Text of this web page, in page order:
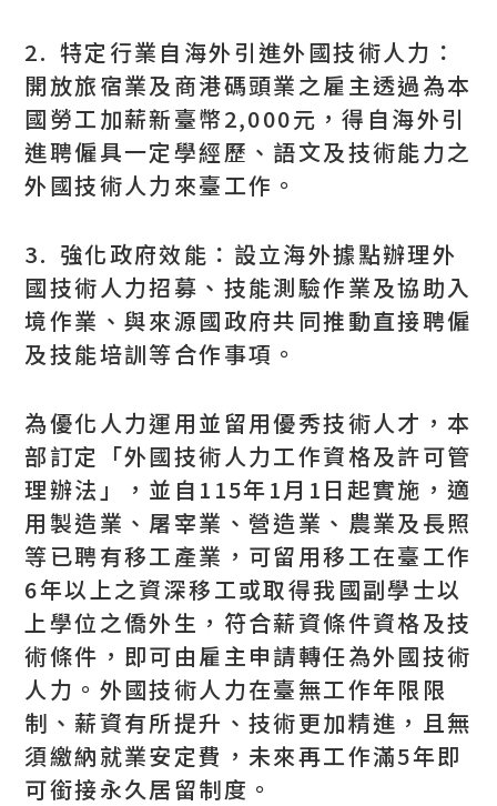
2. 特定行業自海外引進外國技術人力：
開放旅宿業及商港碼頭業之雇主透過為本
國勞工加薪新臺幣2,000元，得自海外引
進聘僱具一定學經歷、語文及技術能力之
外國技術人力來臺工作。
3. 強化政府效能：設立海外據點辦理外
國技術人力招募、技能測驗作業及協助入
境作業、與來源國政府共同推動直接聘僱
及技能培訓等合作事項。
為優化人力運用並留用優秀技術人才，本
部訂定「外國技術人力工作資格及許可管
理辦法」，並自115年1月1日起實施，適
用製造業、屠宰業、營造業、農業及長照
等已聘有移工產業，可留用移工在臺工作
6年以上之資深移工或取得我國副學士以
上學位之僑外生，符合薪資條件資格及技
術條件，即可由雇主申請轉任為外國技術
人力。外國技術人力在臺無工作年限限
制、薪資有所提升、技術更加精進，且無
須繳納就業安定費，未來再工作滿5年即
可銜接永久居留制度。